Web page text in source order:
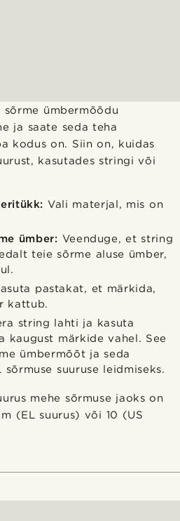
sõrme ümbermõõdu
ja saate seda teha
kodus on. Siin on, kuidas
kasutades stringi või
Vali materjal, mis on
ümber: Veenduge, et string
teie sõrme aluse ümber,
pastakat, et märkida,
kattub.
string lahti ja kasuta
kaugust märkide vahel. See
ümbermõõt ja seda
sõrmuse suuruse leidmiseks.
mehe sõrmuse jaoks on
(EL suurus) või 10 (US